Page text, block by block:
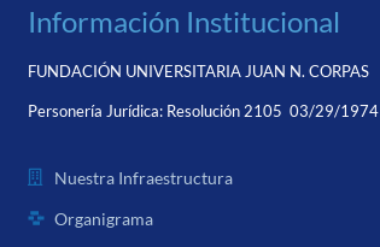
Información Institucional
FUNDACIÓN UNIVERSITARIA JUAN N. CORPAS
Personería Jurídica: Resolución 2105 03/29/1974
Nuestra Infraestructura
Organigrama